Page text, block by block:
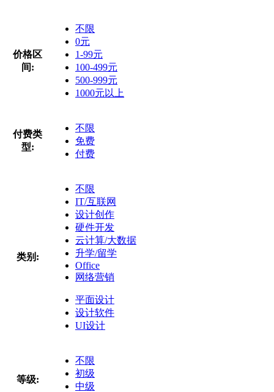
价格区
间:
不限
0元
1-99元
100-499元
500-999元
1000元以上
付费类
型:
不限
免费
付费
类别:
不限
IT/互联网
设计创作
硬件开发
云计算/大数据
升学/留学
Office
网络营销
平面设计
设计软件
UI设计
等级:
不限
初级
中级